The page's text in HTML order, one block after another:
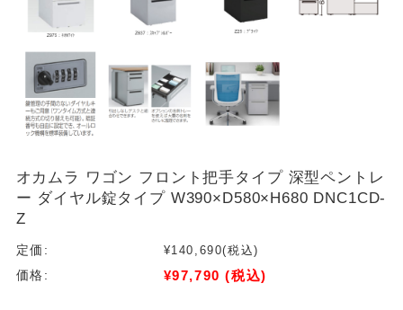
オカムラ ワゴン フロント把手タイプ 深型ペントレ
ー ダイヤル錠タイプ W390×D580×H680 DNC1CD-
Z
定価: ¥140,690(税込)
価格:
¥97,790 (税込)